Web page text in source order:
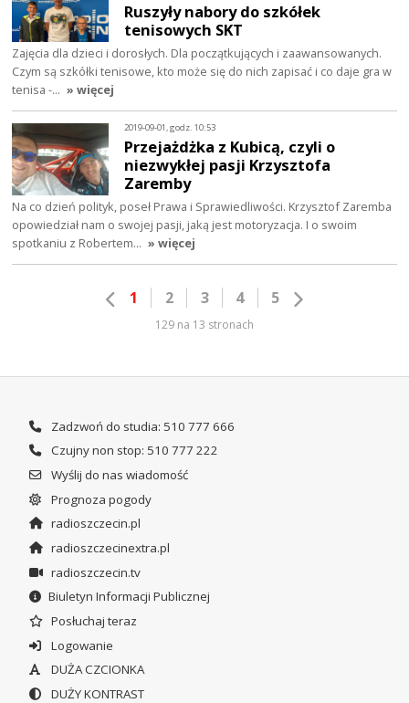
Ruszyły nabory do szkółek
tenisowych SKT
Zajęcia dla dzieci i dorosłych. Dla początkujących i zaawansowanych.
Czym są szkółki tenisowe, kto może się do nich zapisać i co daje gra w
tenisa -… » więcej
2019-09-01, godz. 10:53
Przejażdżka z Kubicą, czyli o
niezwykłej pasji Krzysztofa
Zaremby
Na co dzień polityk, poseł Prawa i Sprawiedliwości. Krzysztof Zaremba
opowiedział nam o swojej pasji, jaką jest motoryzacja. I o swoim
spotkaniu z Robertem… » więcej
1 2 3 4 5
129 na 13 stronach
Zadzwoń do studia: 510 777 666
Czujny non stop: 510 777 222
Wyślij do nas wiadomość
Prognoza pogody
radioszczecin.pl
radioszczecinextra.pl
radioszczecin.tv
Biuletyn Informacji Publicznej
Posłuchaj teraz
Logowanie
DUŻA CZCIONKA
DUŻY KONTRAST